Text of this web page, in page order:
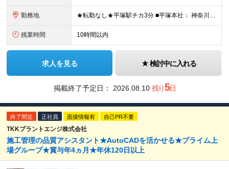
勤務地 ★転勤なし★平塚駅チカ3分 ■平塚本社： 神奈川県平塚市宝町3-1 平塚MNビル10F 【 抜群のアクセス環境 】 JR東海道線・湘南新宿ラインが乗り入れており、 上り下り共にアクセス良好。 【
残業時間 10時間以内
求人を見る 検討中に入れる
掲載終了予定日： 2026.08.10 残り5日
終了間近 正社員 面接情報有 自己PR不要
TKKプラントエンジ株式会社
施工管理の品質アシスタント★AutoCADを活かせる★プライム上
場グループ★賞与年4ヵ月★年休120日以上